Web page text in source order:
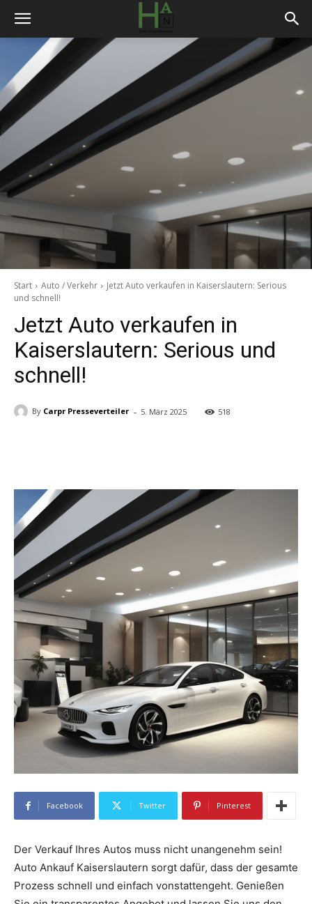
Start Auto / Verkehr
Jetzt Auto verkaufen in Kaiserslautern: Serious
und schnell!
Jetzt Auto verkaufen in
Kaiserslautern: Serious und
schnell!
By Carpr Presseverteiler - 5. März 2025 518
Facebook Twitter Pinterest
Der Verkauf Ihres Autos muss nicht unangenehm sein!
Auto Ankauf Kaiserslautern sorgt dafür, dass der gesamte
Prozess schnell und einfach vonstattengeht. Genießen